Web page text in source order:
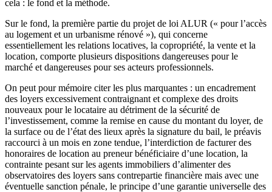
cela : le fond et la méthode.
Sur le fond, la première partie du projet de loi ALUR (« pour l’accès
au logement et un urbanisme rénové »), qui concerne
essentiellement les relations locatives, la copropriété, la vente et la
location, comporte plusieurs dispositions dangereuses pour le
marché et dangereuses pour ses acteurs professionnels.
On peut pour mémoire citer les plus marquantes : un encadrement
des loyers excessivement contraignant et complexe des droits
nouveaux pour le locataire au détriment de la sécurité de
l’investissement, comme la remise en cause du montant du loyer, de
la surface ou de l’état des lieux après la signature du bail, le préavis
raccourci à un mois en zone tendue, l’interdiction de facturer des
honoraires de location au preneur bénéficiaire d’une location, la
contrainte pesant sur les agents immobiliers d’alimenter des
observatoires des loyers sans contrepartie financière mais avec une
éventuelle sanction pénale, le principe d’une garantie universelle des